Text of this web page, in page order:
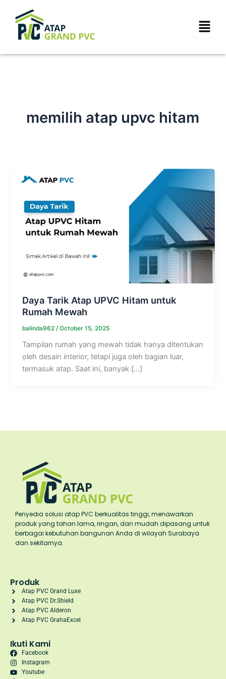
content
memilih atap upvc hitam
Daya Tarik Atap UPVC Hitam untuk
Rumah Mewah
balinda962 /October 15, 2025
Tampilan rumah yang mewah tidak hanya ditentukan
oleh desain interior, tetapi juga oleh bagian luar,
termasuk atap. Saat ini, banyak […]
Penyedia solusi atap PVC berkualitas tinggi, menawarkan
produk yang tahan lama, ringan, dan mudah dipasang untuk
berbagai kebutuhan bangunan Anda di wilayah Surabaya
dan sekitarnya.
Produk
Atap PVC Grand Luxe
Atap PVC Dr.Shield
Atap PVC Alderon
Atap PVC GrahaExcel
Ikuti Kami
Facebook
Instagram
Youtube